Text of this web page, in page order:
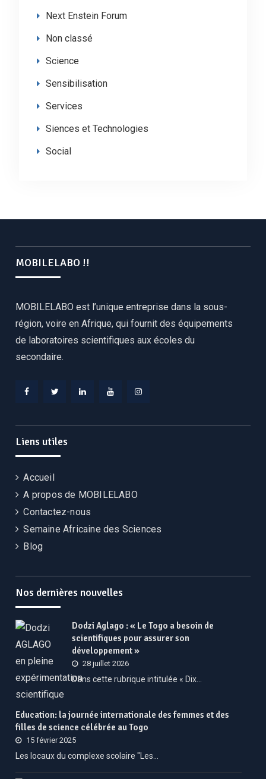
Next Enstein Forum
Non classé
Science
Sensibilisation
Services
Siences et Technologies
Social
MOBILELABO !!
MOBILELABO est l’unique entreprise dans la sous-
région, voire en Afrique, qui fournit des équipements
de laboratoires scientifiques aux écoles du
secondaire.
Liens utiles
Accueil
A propos de MOBILELABO
Contactez-nous
Semaine Africaine des Sciences
Blog
Nos dernières nouvelles
Dodzi Aglago : « Le Togo a besoin de
scientifiques pour assurer son
développement »
28 juillet 2026
Dans cette rubrique intitulée « Dix…
Education: la journée internationale des femmes et des
filles de science célébrée au Togo
15 février 2025
Les locaux du complexe scolaire "Les…